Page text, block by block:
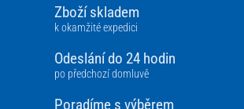
Zboží skladem
k okamžité expedici
Odeslání do 24 hodin
po předchozí domluvě
Poradíme s výběrem